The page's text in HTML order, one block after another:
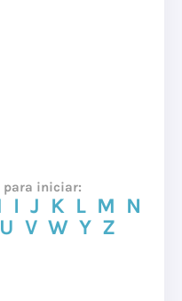
para iniciar:
I J K L M N
U V W Y Z